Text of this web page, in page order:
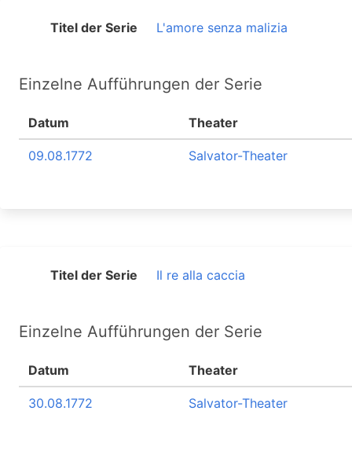
Titel der Serie L'amore senza malizia
Einzelne Aufführungen der Serie
Datum Theater
09.08.1772 Salvator-Theater
Titel der Serie Il re alla caccia
Einzelne Aufführungen der Serie
Datum Theater
30.08.1772 Salvator-Theater